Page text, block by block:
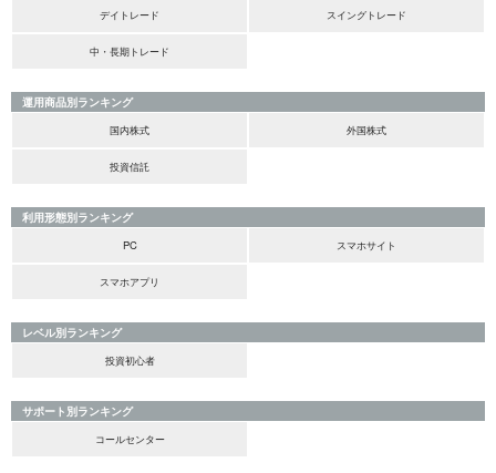
デイトレード
スイングトレード
中・長期トレード
運用商品別ランキング
国内株式
外国株式
投資信託
利用形態別ランキング
PC
スマホサイト
スマホアプリ
レベル別ランキング
投資初心者
サポート別ランキング
コールセンター